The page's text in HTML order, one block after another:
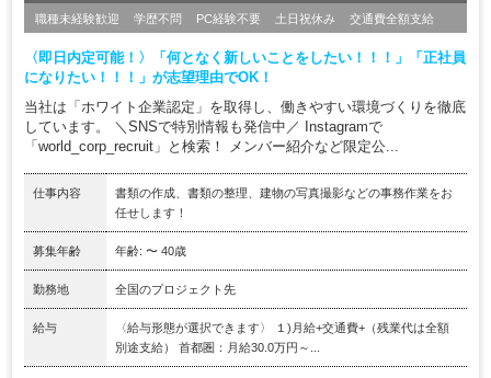
職種未経験歓迎 学歴不問 PC経験不要 土日祝休み 交通費全額支給
〈即日内定可能！〉「何となく新しいことをしたい！！！」「正社員
になりたい！！！」が志望理由でOK！
当社は「ホワイト企業認定」を取得し、働きやすい環境づくりを徹底
しています。 ＼SNSで特別情報も発信中／ Instagramで
「world_corp_recruit」と検索！ メンバー紹介など限定公...
仕事内容
書類の作成、書類の整理、建物の写真撮影などの事務作業をお
任せします！
募集年齢 年齢: 〜 40歳
勤務地 全国のプロジェクト先
給与
〈給与形態が選択できます〉 １)月給+交通費+（残業代は全額
別途支給） 首都圏：月給30.0万円～...